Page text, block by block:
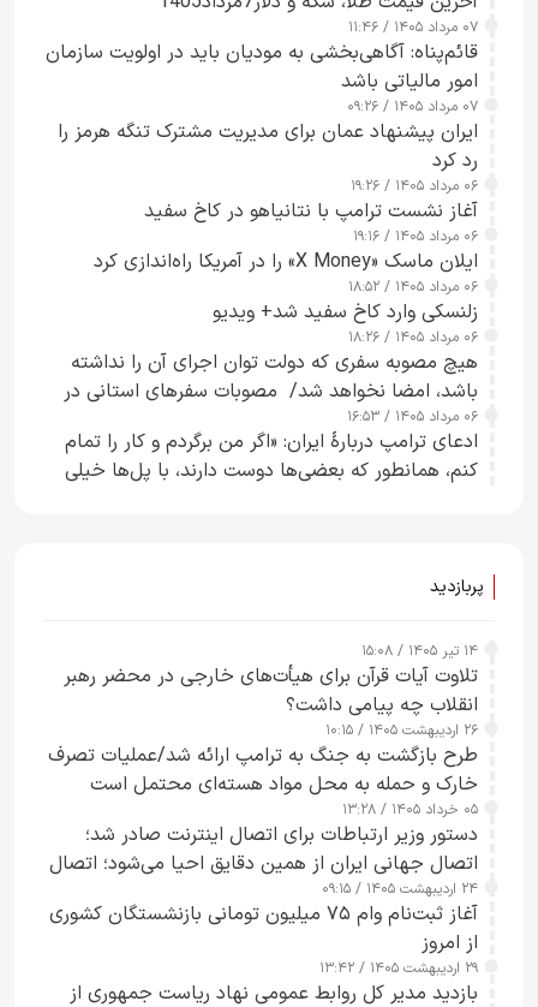
۰۷ مرداد ۱۴۰۵ / ۱۱:۴۶
قائم‌پناه: آگاهی‌بخشی به مودیان باید در اولویت سازمان
امور مالیاتی باشد
۰۷ مرداد ۱۴۰۵ / ۰۹:۲۶
ایران پیشنهاد عمان برای مدیریت مشترک تنگه هرمز را
رد کرد
۰۶ مرداد ۱۴۰۵ / ۱۹:۲۶
آغاز نشست ترامپ با نتانیاهو در کاخ سفید
۰۶ مرداد ۱۴۰۵ / ۱۹:۱۶
ایلان ماسک «X Money» را در آمریکا راه‌اندازی کرد
۰۶ مرداد ۱۴۰۵ / ۱۸:۵۲
زلنسکی وارد کاخ سفید شد+ ویدیو
۰۶ مرداد ۱۴۰۵ / ۱۸:۲۶
هیچ مصوبه سفری که دولت توان اجرای آن را نداشته
باشد، امضا نخواهد شد/ مصوبات سفرهای استانی در
چارچوب قانون بودجه است+ عکس
۰۶ مرداد ۱۴۰۵ / ۱۶:۵۳
ادعای ترامپ دربارهٔ ایران: «اگر من برگردم و کار را تمام
کنم، همانطور که بعضی‌ها دوست دارند، با پل‌ها خیلی
پربازدید
۱۴ تیر ۱۴۰۵ / ۱۵:۰۸
تلاوت آیات قرآن برای هیأت‌های خارجی در محضر رهبر
انقلاب چه پیامی داشت؟
۲۶ اردیبهشت ۱۴۰۵ / ۱۰:۱۵
طرح‌ بازگشت به جنگ به ترامپ ارائه شد/عملیات تصرف
خارک و حمله به محل مواد هسته‌ای محتمل است
۰۵ خرداد ۱۴۰۵ / ۱۳:۲۸
دستور وزیر ارتباطات برای اتصال اینترنت صادر شد؛
اتصال جهانی ایران از همین دقایق احیا می‌شود؛ اتصال
کامل مردم تا ۲۴ ساعت آینده
۲۴ اردیبهشت ۱۴۰۵ / ۰۹:۱۵
آغاز ثبت‌نام وام ۷۵ میلیون تومانی بازنشستگان کشوری
از امروز
۲۹ اردیبهشت ۱۴۰۵ / ۱۳:۴۲
بازدید مدیر کل روابط عمومی نهاد ریاست جمهوری از